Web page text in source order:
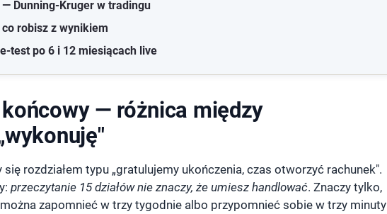
Dunning-Kruger w tradingu
robisz z wynikiem
test po 6 i 12 miesiącach live
— różnica między
rozdziałem typu „gratulujemy ukończenia, czas otworzyć rachunek".
przeczytanie 15 działów nie znaczy, że umiesz handlować. Znaczy tylko,
zapomnieć w trzy tygodnie albo przypomnieć sobie w trzy minuty